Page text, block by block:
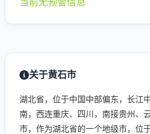
关于黄石市
湖北省，位于中国中部偏东，长江
南，西连重庆、四川，南接贵州、
市，作为湖北省的一个地级市，位